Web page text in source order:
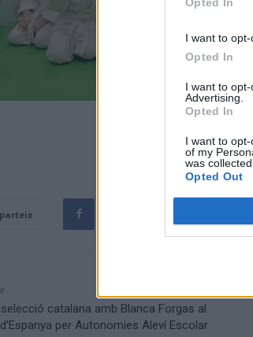
I want to
Opted In
I want to
Advertising.
Opted In
I want to
of my
was collected.
Opted Out
catalana amb Blanca Forgas al
per Autonomies Aleví Escolar